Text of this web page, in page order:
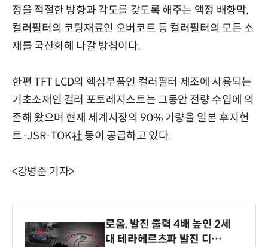
정을 적절한 방향과 각도를 갖도록 해주는 액정 배향막,
컬러필터의 코팅재료인 오버코트 등 컬러필터의 모든 소
재를 국산화해 나갈 방침이다.
한편 TFT LCD의 핵심부품인 컬러필터 제조에 사용되는
기초소재인 컬러 포토레지스트는 그동안 전량 수입에 의
존해 왔으며 현재 세계시장의 90% 가량을 일본 후지헌
트·JSR·TOK社 등이 공급하고 있다.
<강병준 기자>
로옴, 발진 출력 4배 높인 2세
대 테라헤르츠파 발진 디바이